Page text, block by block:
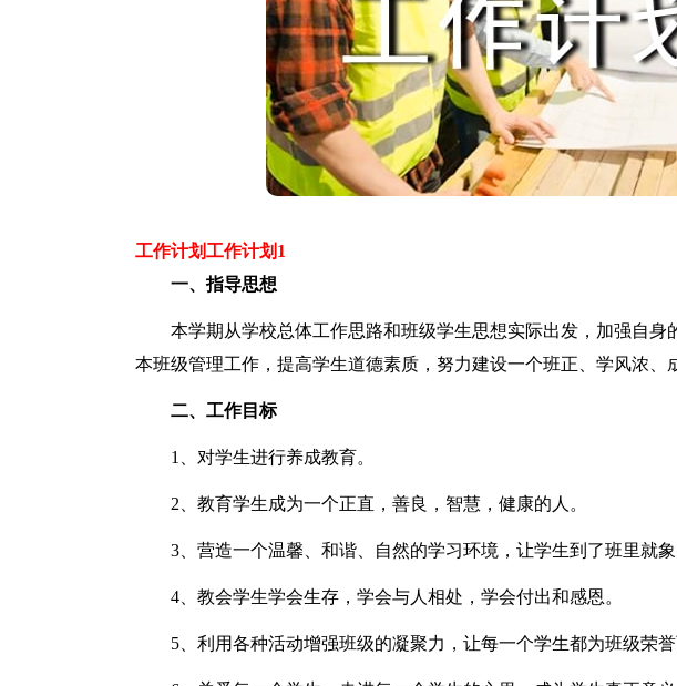
工作计划工作计划1
一、指导思想
本学期从学校总体工作思路和班级学生思想实际出发，加强自身
本班级管理工作，提高学生道德素质，努力建设一个班正、学风浓、
二、工作目标
1、对学生进行养成教育。
2、教育学生成为一个正直，善良，智慧，健康的人。
3、营造一个温馨、和谐、自然的学习环境，让学生到了班里就象
4、教会学生学会生存，学会与人相处，学会付出和感恩。
5、利用各种活动增强班级的凝聚力，让每一个学生都为班级荣誉